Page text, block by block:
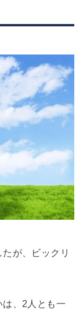
が、ビックリ
、2人とも一